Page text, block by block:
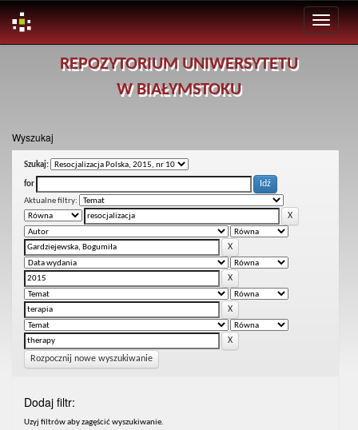
REPOZYTORIUM UNIWERSYTETU
W BIAŁYMSTOKU
Wyszukaj
Szukaj:
for
Aktualne filtry:
Rozpocznij nowe wyszukiwanie
Dodaj filtr:
Uzyj filtrów aby zagęścić wyszukiwanie.